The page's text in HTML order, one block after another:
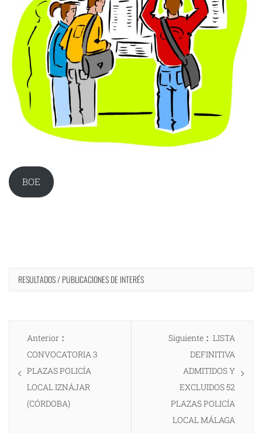
BOE
RESULTADOS / PUBLICACIONES DE INTERÉS
Navegación
entradas
Anterior
anterior:
CONVOCATORIA 3
PLAZAS POLICÍA
LOCAL IZNÁJAR
(CÓRDOBA)
Siguiente
Entrada
siguiente:
LISTA
DEFINITIVA
ADMITIDOS Y
EXCLUIDOS 52
PLAZAS POLICÍA
LOCAL MÁLAGA